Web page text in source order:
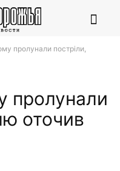
пролунали постріли,
пролунали
оточив